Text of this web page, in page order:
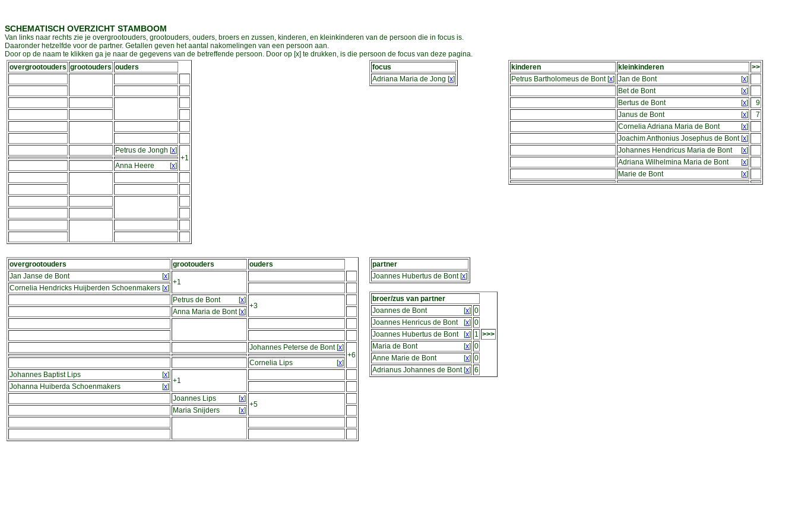
SCHEMATISCH OVERZICHT STAMBOOM
Van links naar rechts zie je overgrootouders, grootouders, ouders, broers en zussen, kinderen, en kleinkinderen van de persoon die in focus is.
Daaronder hetzelfde voor de partner. Getallen geven het aantal nakomelingen van een persoon aan.
Door op de naam te klikken ga je naar de gegevens van de betreffende persoon. Door op [x] te drukken, is die persoon de focus van deze pagina.
overgrootouders grootouders ouders
Petrus de Jongh [x]
+1
Anna Heere
[x]
focus
Adriana Maria de Jong [x]
kinderen kleinkinderen
>>
Petrus Bartholomeus de Bont[x] Jan de Bont [x]
Bet de Bont
[x]
Bertus de Bont
[x]
9
Janus de Bont
[x]
7
Cornelia Adriana Maria de Bont
[x]
Joachim Anthonius Josephus de Bont[x]
Johannes Hendricus Maria de Bont
[x]
Adriana Wilhelmina Maria de Bont
[x]
Marie de Bont
[x]
overgrootouders grootouders
ouders
Jan Janse de Bont
[x]
+1
Cornelia Hendricks Huijberden Schoenmakers [x]
Petrus de Bont
[x]
+3
Anna Maria de Bont[x]
Johannes Peterse de Bont[x]
+6
Cornelia Lips
[x]
Johannes Baptist Lips
[x]
+1
Johanna Huiberda Schoenmakers [x]
Joannes Lips
[x]
+5
Maria Snijders [x]
partner
Joannes Hubertus de Bont[x]
broer/zus van partner
Joannes de Bont
[x] 0
Joannes Henricus de Bont
[x] 0
Joannes Hubertus de Bont
[x] 1 >>>
Maria de Bont
[x] 0
Anne Marie de Bont
[x] 0
Adrianus Johannes de Bont[x] 6